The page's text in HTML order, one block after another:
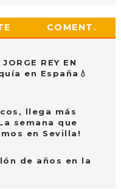
COMENT.
REY EN
en España💧
llega más
semana que
en Sevilla!
de años en la